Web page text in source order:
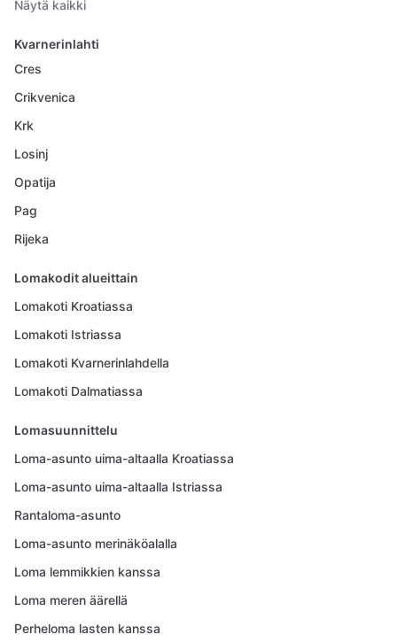
Näytä kaikki
Kvarnerinlahti
Cres
Crikvenica
Krk
Losinj
Opatija
Pag
Rijeka
Lomakodit alueittain
Lomakoti Kroatiassa
Lomakoti Istriassa
Lomakoti Kvarnerinlahdella
Lomakoti Dalmatiassa
Lomasuunnittelu
Loma-asunto uima-altaalla Kroatiassa
Loma-asunto uima-altaalla Istriassa
Rantaloma-asunto
Loma-asunto merinäköalalla
Loma lemmikkien kanssa
Loma meren äärellä
Perheloma lasten kanssa